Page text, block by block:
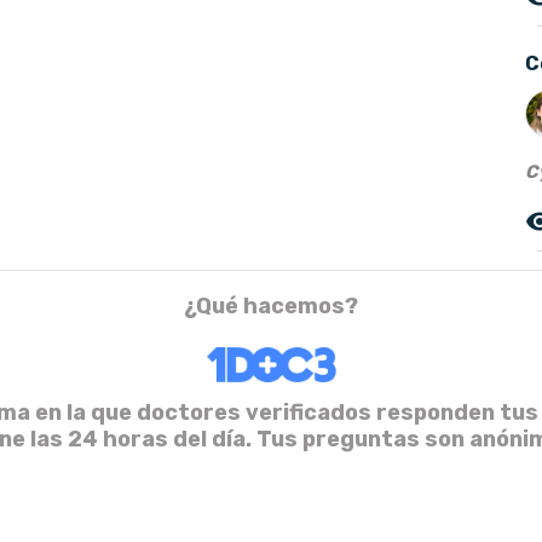
¿Qué hacemos?
en la que doctores verificados responden
las 24 horas del día. Tus preguntas son